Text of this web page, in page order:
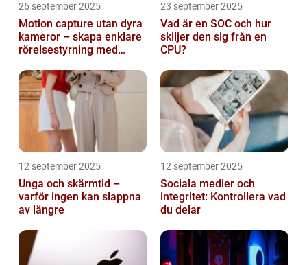
26 september 2025
Motion capture utan dyra
kameror – skapa enklare
rörelsestyrning med
23 september 2025
Vad är en SOC och hur
skiljer den sig från en
CPU?
12 september 2025
Unga och skärmtid –
varför ingen kan slappna
av längre
12 september 2025
Sociala medier och
integritet: Kontrollera vad
du delar